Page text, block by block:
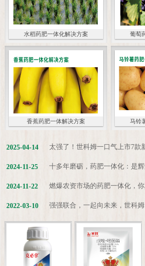
水稻药肥一体化解决方案 葡萄
香蕉药肥一体解决方案 马铃
太强了！世科姆一口气上市7款
2025-04-14
2024-11-25
燃爆农资市场的药肥一体化，
2024-11-22
2022-03-10